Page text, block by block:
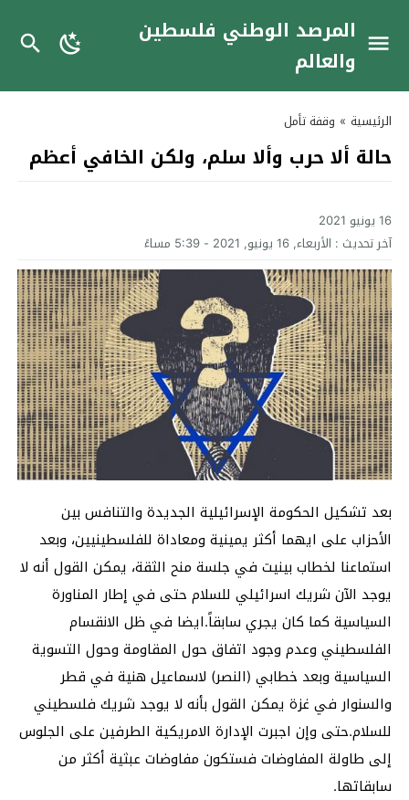
المرصد الوطني فلسطين
والعالم
الرئيسية » وقفة تأمل
حالة ألا حرب وألا سلم، ولكن الخافي أعظم
16 يونيو 2021
آخر تحديث : الأربعاء, 16 يونيو, 2021 - 5:39 مساءً
بعد تشكيل الحكومة الإسرائيلية الجديدة والتنافس بين
الأحزاب على ايهما أكثر يمينية ومعاداة للفلسطينيين، وبعد
استماعنا لخطاب بينيت في جلسة منح الثقة، يمكن القول أنه لا
يوجد الآن شريك اسرائيلي للسلام حتى في إطار المناورة
السياسية كما كان يجري سابقاً.ايضا في ظل الانقسام
الفلسطيني وعدم وجود اتفاق حول المقاومة وحول التسوية
السياسية وبعد خطابي (النصر) لاسماعيل هنية في قطر
والسنوار في غزة يمكن القول بأنه لا يوجد شريك فلسطيني
للسلام.حتى وإن اجبرت الإدارة الامريكية الطرفين على الجلوس
إلى طاولة المفاوضات فستكون مفاوضات عبثية أكثر من
سابقاتها.